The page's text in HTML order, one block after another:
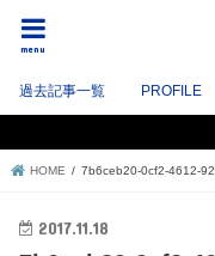
menu
過去記事一覧 PROFILE
HOME 7b6ceb20-0cf2-4612-
2017.11.18